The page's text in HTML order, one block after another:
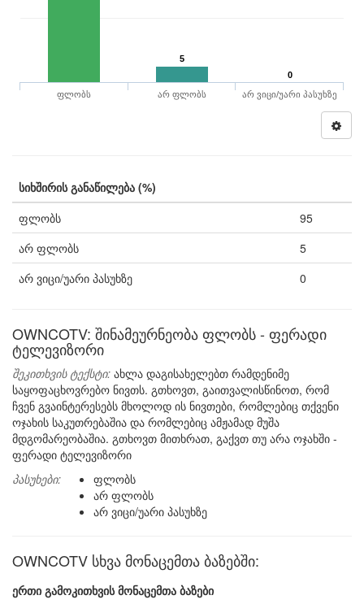
5
0
ფლობს არ ფლობს არ ვიცი/უარი პასუხზე
სიხშირის განაწილება (%)
ფლობს
95
არ ფლობს
5
არ ვიცი/უარი პასუხზე
0
OWNCOTV: შინამეურნეობა ფლობს - ფერადი
ტელევიზორი
შეკითხვის ტექსტი: ახლა დაგისახელებთ რამდენიმე
საყოფაცხოვრებო ნივთს. გთხოვთ, გაითვალისწინოთ, რომ
ჩვენ გვაინტერესებს მხოლოდ ის ნივთები, რომლებიც თქვენი
ოჯახის საკუთრებაშია და რომლებიც ამჟამად მუშა
მდგომარეობაშია. გთხოვთ მითხრათ, გაქვთ თუ არა ოჯახში -
ფერადი ტელევიზორი
პასუხები:
ფლობს
არ ფლობს
არ ვიცი/უარი პასუხზე
OWNCOTV სხვა მონაცემთა ბაზებში:
ერთი გამოკითხვის მონაცემთა ბაზები